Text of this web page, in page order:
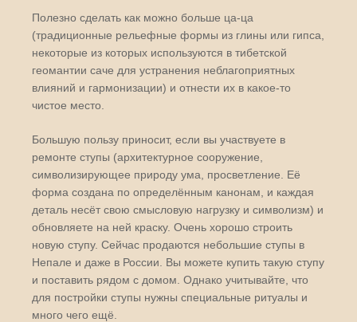
Полезно сделать как можно больше ца-ца
(традиционные рельефные формы из глины или гипса,
некоторые из которых используются в тибетской
геомантии саче для устранения неблагоприятных
влияний и гармонизации) и отнести их в какое-то
чистое место.
Большую пользу приносит, если вы участвуете в
ремонте ступы (архитектурное сооружение,
символизирующее природу ума, просветление. Её
форма создана по определённым канонам, и каждая
деталь несёт свою смысловую нагрузку и символизм) и
обновляете на ней краску. Очень хорошо строить
новую ступу. Сейчас продаются небольшие ступы в
Непале и даже в России. Вы можете купить такую ступу
и поставить рядом с домом. Однако учитывайте, что
для постройки ступы нужны специальные ритуалы и
много чего ещё.